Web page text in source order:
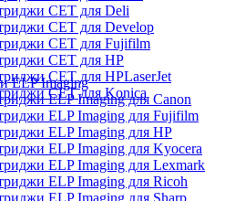
CET для Deli
CET для Develop
CET для Fujifilm
CET для HP
CET для HPLaserJet
CET для Konica
ELP Imaging
ELP Imaging для Canon
ELP Imaging для Fujifilm
ELP Imaging для HP
ELP Imaging для Kyocera
ELP Imaging для Lexmark
ELP Imaging для Ricoh
ELP Imaging для Sharp